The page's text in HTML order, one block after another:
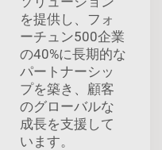
を提供し、フォ
ーチュン500企業
の40%に長期的な
パートナーシッ
プを築き、顧客
のグローバルな
成長を支援して
います。